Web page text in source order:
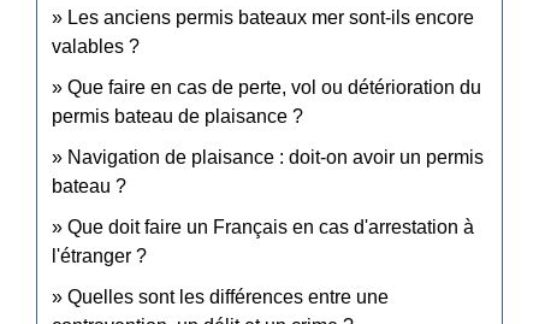
Les anciens permis bateaux mer sont-ils encore
valables ?
Que faire en cas de perte, vol ou détérioration du
permis bateau de plaisance ?
Navigation de plaisance : doit-on avoir un permis
bateau ?
Que doit faire un Français en cas d'arrestation à
l'étranger ?
Quelles sont les différences entre une